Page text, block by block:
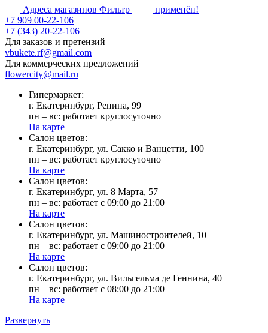
Адреса магазинов Фильтр
применён!
+7 909 00-22-106
+7 (343) 20-22-106
Для заказов и претензий
vbukete.rf@gmail.com
Для коммерческих предложений
flowercity@mail.ru
Гипермаркет:
г. Екатеринбург, Репина, 99
пн – вс: работает круглосуточно
На карте
Cалон цветов:
г. Екатеринбург, ул. Сакко и Ванцетти, 100
пн – вс: работает круглосуточно
На карте
Cалон цветов:
г. Екатеринбург, ул. 8 Марта, 57
пн – вс: работает с 09:00 до 21:00
На карте
Cалон цветов:
г. Екатеринбург, ул. Машиностроителей, 10
пн – вс: работает с 09:00 до 21:00
На карте
Cалон цветов:
г. Екатеринбург, ул. Вильгельма де Геннина, 40
пн – вс: работает с 08:00 до 21:00
На карте
Развернуть